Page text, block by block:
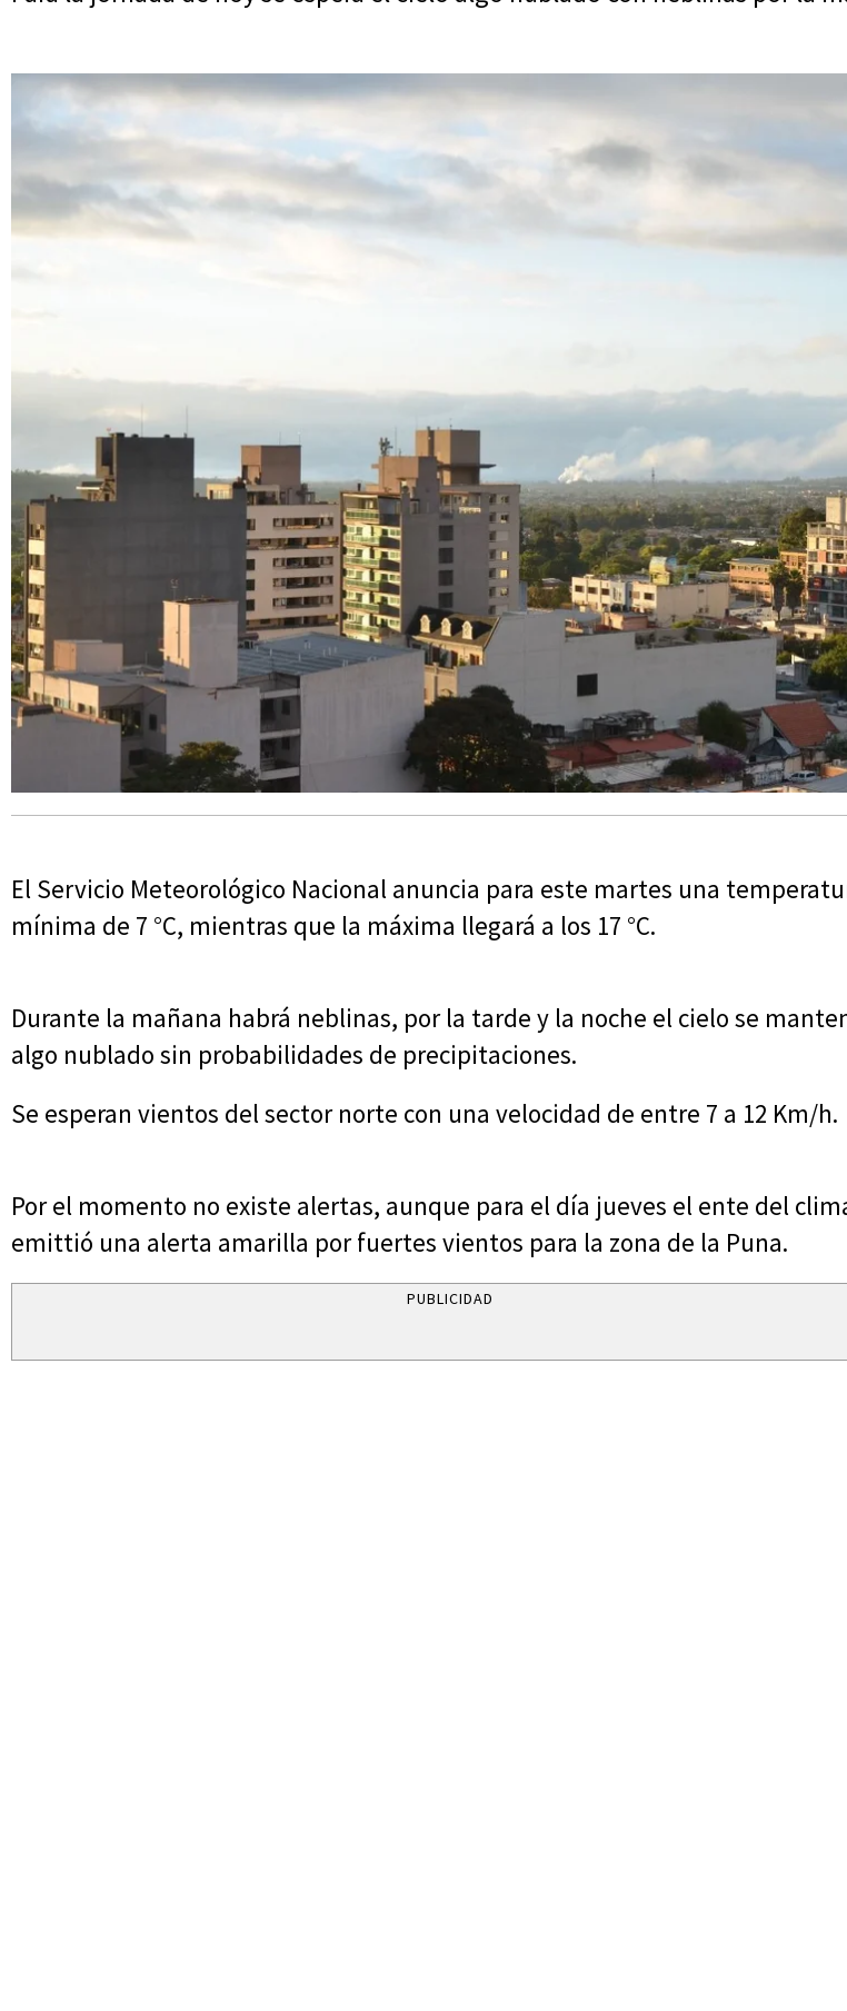
El Servicio Meteorológico Nacional anuncia para este martes una
mínima de 7 °C, mientras que la máxima llegará a los 17 °C.
Durante la mañana habrá neblinas, por la tarde y la noche el cielo se
algo nublado sin probabilidades de precipitaciones.
Se esperan vientos del sector norte con una velocidad de entre 7 a 12 Km/h.
Por el momento no existe alertas, aunque para el día jueves el ente del
emittió una alerta amarilla por fuertes vientos para la zona de la Puna.
PUBLICIDAD